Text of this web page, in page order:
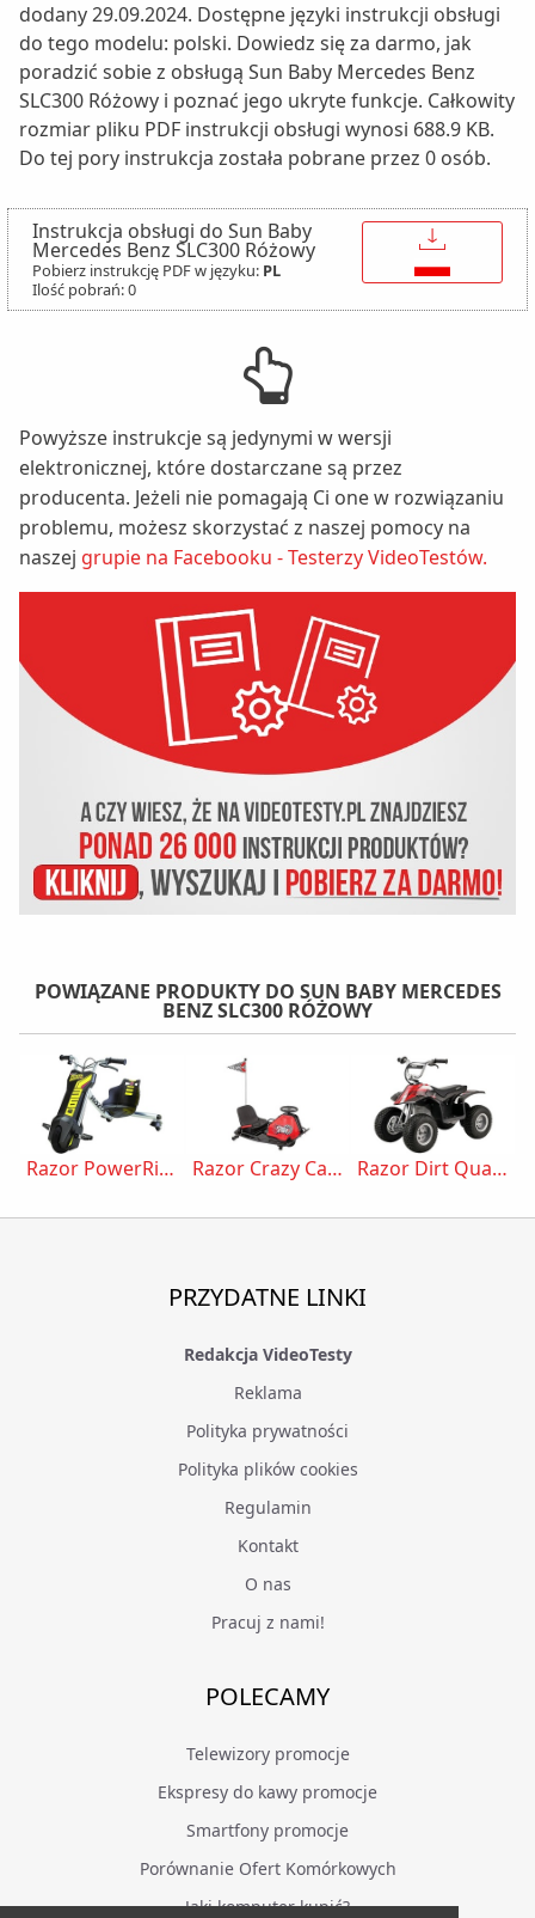
dodany 29.09.2024. Dostępne języki instrukcji obsługi
do tego modelu: polski. Dowiedz się za darmo, jak
poradzić sobie z obsługą Sun Baby Mercedes Benz
SLC300 Różowy i poznać jego ukryte funkcje. Całkowity
rozmiar pliku PDF instrukcji obsługi wynosi 688.9 KB.
Do tej pory instrukcja została pobrane przez 0 osób.
Instrukcja obsługi do Sun Baby
Mercedes Benz SLC300 Różowy
Pobierz instrukcję PDF w języku: PL
Ilość pobrań: 0
↓
Powyższe instrukcje są jedynymi w wersji
elektronicznej, które dostarczane są przez
producenta. Jeżeli nie pomagają Ci one w rozwiązaniu
problemu, możesz skorzystać z naszej pomocy na
naszej grupie na Facebooku - Testerzy VideoTestów.
POWIĄZANE PRODUKTY DO SUN BABY MERCEDES
BENZ SLC300 RÓŻOWY
Razor PowerRider 360 Czarno-żółty Razor Crazy Cart 25173860 Czarno-czerwony Razor Dirt Quad Czarny
PRZYDATNE LINKI
Redakcja VideoTesty
Reklama
Polityka prywatności
Polityka plików cookies
Regulamin
Kontakt
O nas
Pracuj z nami!
POLECAMY
Telewizory promocje
Ekspresy do kawy promocje
Smartfony promocje
Porównanie Ofert Komórkowych
Jaki komputer kupić?